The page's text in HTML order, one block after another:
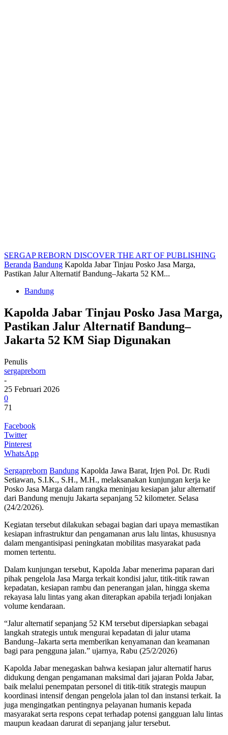
SERGAP REBORN DISCOVER THE ART OF PUBLISHING
Beranda Bandung Kapolda Jabar Tinjau Posko Jasa Marga,
Pastikan Jalur Alternatif Bandung–Jakarta 52 KM...
Bandung
Kapolda Jabar Tinjau Posko Jasa Marga,
Pastikan Jalur Alternatif Bandung–
Jakarta 52 KM Siap Digunakan
Penulis
sergapreborn
-
25 Februari 2026
0
71
Facebook
Twitter
Pinterest
WhatsApp
Sergapreborn Bandung Kapolda Jawa Barat, Irjen Pol. Dr. Rudi
Setiawan, S.I.K., S.H., M.H., melaksanakan kunjungan kerja ke
Posko Jasa Marga dalam rangka meninjau kesiapan jalur alternatif
dari Bandung menuju Jakarta sepanjang 52 kilometer. Selasa
(24/2/2026).
Kegiatan tersebut dilakukan sebagai bagian dari upaya memastikan
kesiapan infrastruktur dan pengamanan arus lalu lintas, khususnya
dalam mengantisipasi peningkatan mobilitas masyarakat pada
momen tertentu.
Dalam kunjungan tersebut, Kapolda Jabar menerima paparan dari
pihak pengelola Jasa Marga terkait kondisi jalur, titik-titik rawan
kepadatan, kesiapan rambu dan penerangan jalan, hingga skema
rekayasa lalu lintas yang akan diterapkan apabila terjadi lonjakan
volume kendaraan.
“Jalur alternatif sepanjang 52 KM tersebut dipersiapkan sebagai
langkah strategis untuk mengurai kepadatan di jalur utama
Bandung–Jakarta serta memberikan kenyamanan dan keamanan
bagi para pengguna jalan.” ujarnya, Rabu (25/2/2026)
Kapolda Jabar menegaskan bahwa kesiapan jalur alternatif harus
didukung dengan pengamanan maksimal dari jajaran Polda Jabar,
baik melalui penempatan personel di titik-titik strategis maupun
koordinasi intensif dengan pengelola jalan tol dan instansi terkait. Ia
juga mengingatkan pentingnya pelayanan humanis kepada
masyarakat serta respons cepat terhadap potensi gangguan lalu lintas
maupun keadaan darurat di sepanjang jalur tersebut.